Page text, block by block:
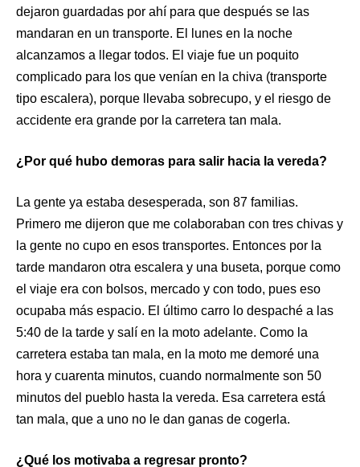
dejaron guardadas por ahí para que después se las
mandaran en un transporte. El lunes en la noche
alcanzamos a llegar todos. El viaje fue un poquito
complicado para los que venían en la chiva (transporte
tipo escalera), porque llevaba sobrecupo, y el riesgo de
accidente era grande por la carretera tan mala.
¿Por qué hubo demoras para salir hacia la vereda?
La gente ya estaba desesperada, son 87 familias.
Primero me dijeron que me colaboraban con tres chivas y
la gente no cupo en esos transportes. Entonces por la
tarde mandaron otra escalera y una buseta, porque como
el viaje era con bolsos, mercado y con todo, pues eso
ocupaba más espacio. El último carro lo despaché a las
5:40 de la tarde y salí en la moto adelante. Como la
carretera estaba tan mala, en la moto me demoré una
hora y cuarenta minutos, cuando normalmente son 50
minutos del pueblo hasta la vereda. Esa carretera está
tan mala, que a uno no le dan ganas de cogerla.
¿Qué los motivaba a regresar pronto?